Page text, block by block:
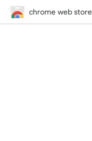
chrome web store